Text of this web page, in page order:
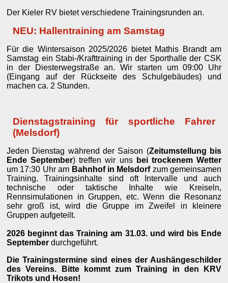
Der Kieler RV bietet verschiedene Trainingsrunden an.
NEU: Hallentraining am Samstag
Für die Wintersaison 2025/2026 bietet Mathis Brandt am
Samstag ein Stabi-/Krafttraining in der Sporthalle der CSK
in der Diesterwegstraße an. Wir starten um 09:00 Uhr
(Eingang auf der Rückseite des Schulgebäudes) und
machen ca. 2 Stunden.
Dienstagstraining für sportliche Fahrer
(Melsdorf)
Jeden Dienstag während der Saison (Zeitumstellung bis
Ende September) treffen wir uns bei trockenem Wetter
um 17:30 Uhr am Bahnhof in Melsdorfzum gemeinsamen
Training. Trainingsinhalte sind oft Intervalle und auch
technische oder taktische Inhalte wie Kreiseln,
Rennsimulationen in Gruppen, etc. Wenn die Resonanz
sehr groß ist, wird die Gruppe im Zweifel in kleinere
Gruppen aufgeteilt.
2026 beginnt das Training am 31.03. und wird bis Ende
September durchgeführt.
Die Trainingstermine sind eines der Aushängeschilder
des Vereins. Bitte kommt zum Training in den KRV
Trikots und Hosen!